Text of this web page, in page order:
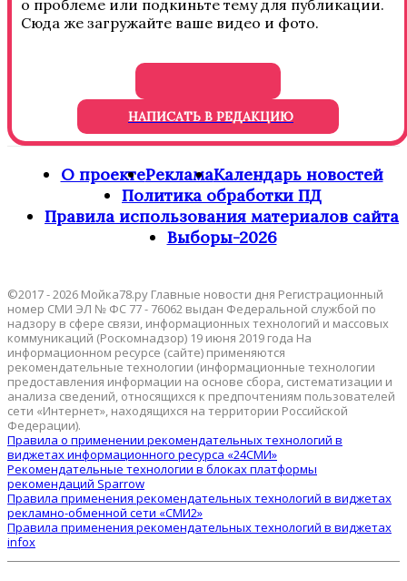
о проблеме или подкиньте тему для публикации.
Сюда же загружайте ваше видео и фото.
НАПИСАТЬ В РЕДАКЦИЮ
О проектеРекламаКалендарь новостей
Политика обработки ПД
Правила использования материалов сайта
Выборы-2026
©2017 - 2026 Мойка78.ру Главные новости дня Регистрационный
номер СМИ ЭЛ № ФС 77 - 76062 выдан Федеральной службой по
надзору в сфере связи, информационных технологий и массовых
коммуникаций (Роскомнадзор) 19 июня 2019 года На
информационном ресурсе (сайте) применяются
рекомендательные технологии (информационные технологии
предоставления информации на основе сбора, систематизации и
анализа сведений, относящихся к предпочтениям пользователей
сети «Интернет», находящихся на территории Российской
Федерации).
Правила о применении рекомендательных технологий в
виджетах информационного ресурса «24СМИ»
Рекомендательные технологии в блоках платформы
рекомендаций Sparrow
Правила применения рекомендательных технологий в виджетах
рекламно-обменной сети «СМИ2»
Правила применения рекомендательных технологий в виджетах
infox